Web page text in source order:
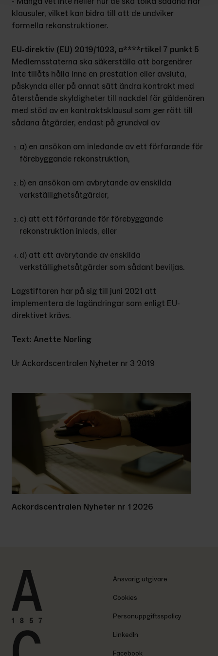
klausuler, vilket kan bidra till att de undviker
formella rekonstruktioner.
EU-direktiv (EU) 2019/1023, a****rtikel 7 punkt 5
Medlemsstaterna ska säkerställa att borgenärer
inte tillåts hålla inne en prestation eller avsluta,
påskynda eller på annat sätt ändra kontrakt med
återstående skyldigheter till nackdel för gäldenären
med stöd av en kontraktsklausul som ger rätt till
sådana åtgärder, endast på grundval av
a) en ansökan om inledande av ett förfarande för
förebyggande rekonstruktion,
b) en ansökan om avbrytande av enskilda
verkställighetsåtgärder,
c) att ett förfarande för förebyggande
rekonstruktion inleds, eller
d) att ett avbrytande av enskilda
verkställighetsåtgärder som sådant beviljas.
Lagstiftaren har på sig till juni 2021 att
implementera de lagändringar som enligt EU-
direktivet krävs.
Text: Anette Norling
Ur Ackordscentralen Nyheter nr 3 2019
Ackordscentralen Nyheter nr 1 2026
Ansvarig utgivare
Cookies
Personuppgiftsspolicy
LinkedIn
Facebook